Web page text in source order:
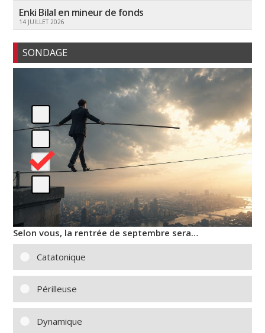
Enki Bilal en mineur de fonds
14 JUILLET 2026
SONDAGE
Selon vous, la rentrée de septembre sera…
Catatonique
Périlleuse
Dynamique